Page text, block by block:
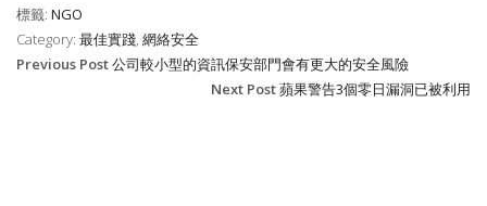
標籤: NGO
Category: 最佳實踐, 網絡安全
Previous Post公司較小型的資訊保安部門會有更大的安全風險
Next Post蘋果警告3個零日漏洞已被利用